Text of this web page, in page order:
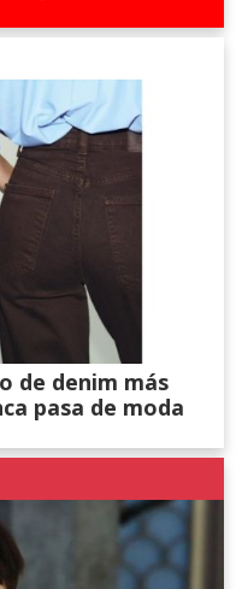
de denim más
pasa de moda